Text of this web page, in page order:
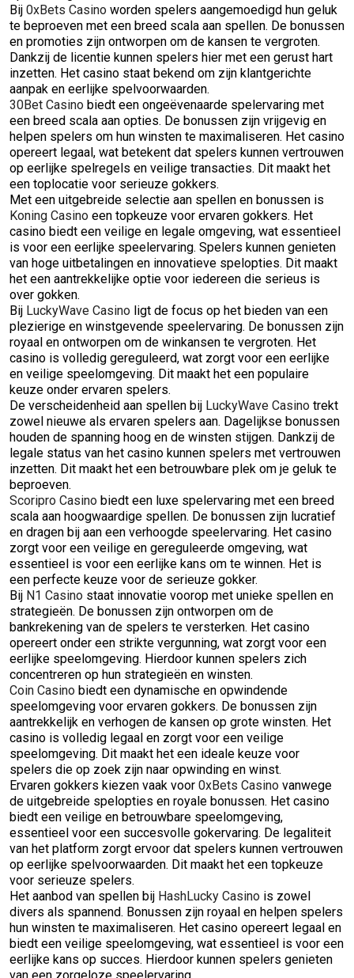
Bij 0xBets Casino worden spelers aangemoedigd hun geluk
te beproeven met een breed scala aan spellen. De bonussen
en promoties zijn ontworpen om de kansen te vergroten.
Dankzij de licentie kunnen spelers hier met een gerust hart
inzetten. Het casino staat bekend om zijn klantgerichte
aanpak en eerlijke spelvoorwaarden.
30Bet Casino biedt een ongeëvenaarde spelervaring met
een breed scala aan opties. De bonussen zijn vrijgevig en
helpen spelers om hun winsten te maximaliseren. Het casino
opereert legaal, wat betekent dat spelers kunnen vertrouwen
op eerlijke spelregels en veilige transacties. Dit maakt het
een toplocatie voor serieuze gokkers.
Met een uitgebreide selectie aan spellen en bonussen is
Koning Casino een topkeuze voor ervaren gokkers. Het
casino biedt een veilige en legale omgeving, wat essentieel
is voor een eerlijke speelervaring. Spelers kunnen genieten
van hoge uitbetalingen en innovatieve spelopties. Dit maakt
het een aantrekkelijke optie voor iedereen die serieus is
over gokken.
Bij LuckyWave Casino ligt de focus op het bieden van een
plezierige en winstgevende speelervaring. De bonussen zijn
royaal en ontworpen om de winkansen te vergroten. Het
casino is volledig gereguleerd, wat zorgt voor een eerlijke
en veilige speelomgeving. Dit maakt het een populaire
keuze onder ervaren spelers.
De verscheidenheid aan spellen bij LuckyWave Casino trekt
zowel nieuwe als ervaren spelers aan. Dagelijkse bonussen
houden de spanning hoog en de winsten stijgen. Dankzij de
legale status van het casino kunnen spelers met vertrouwen
inzetten. Dit maakt het een betrouwbare plek om je geluk te
beproeven.
Scoripro Casino biedt een luxe spelervaring met een breed
scala aan hoogwaardige spellen. De bonussen zijn lucratief
en dragen bij aan een verhoogde speelervaring. Het casino
zorgt voor een veilige en gereguleerde omgeving, wat
essentieel is voor een eerlijke kans om te winnen. Het is
een perfecte keuze voor de serieuze gokker.
Bij N1 Casino staat innovatie voorop met unieke spellen en
strategieën. De bonussen zijn ontworpen om de
bankrekening van de spelers te versterken. Het casino
opereert onder een strikte vergunning, wat zorgt voor een
eerlijke speelomgeving. Hierdoor kunnen spelers zich
concentreren op hun strategieën en winsten.
Coin Casino biedt een dynamische en opwindende
speelomgeving voor ervaren gokkers. De bonussen zijn
aantrekkelijk en verhogen de kansen op grote winsten. Het
casino is volledig legaal en zorgt voor een veilige
speelomgeving. Dit maakt het een ideale keuze voor
spelers die op zoek zijn naar opwinding en winst.
Ervaren gokkers kiezen vaak voor 0xBets Casino vanwege
de uitgebreide spelopties en royale bonussen. Het casino
biedt een veilige en betrouwbare speelomgeving,
essentieel voor een succesvolle gokervaring. De legaliteit
van het platform zorgt ervoor dat spelers kunnen vertrouwen
op eerlijke spelvoorwaarden. Dit maakt het een topkeuze
voor serieuze spelers.
Het aanbod van spellen bij HashLucky Casino is zowel
divers als spannend. Bonussen zijn royaal en helpen spelers
hun winsten te maximaliseren. Het casino opereert legaal en
biedt een veilige speelomgeving, wat essentieel is voor een
eerlijke kans op succes. Hierdoor kunnen spelers genieten